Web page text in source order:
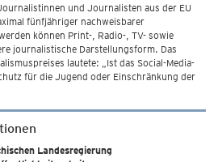
und Journalisten aus der EU
fünfjähriger nachweisbarer
können Print-, Radio-, TV- sowie
journalistische Darstellungsform. Das
lautete: „Ist das Social-Media-
für die Jugend oder Einschränkung der
Landesregierung